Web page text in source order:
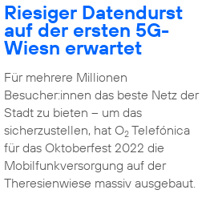
Riesiger Datendurst
auf der ersten 5G-
Wiesn erwartet
Für mehrere Millionen
Besucher:innen das beste Netz der
Stadt zu bieten – um das
sicherzustellen, hat O2Telefónica
für das Oktoberfest 2022 die
Mobilfunkversorgung auf der
Theresienwiese massiv ausgebaut.